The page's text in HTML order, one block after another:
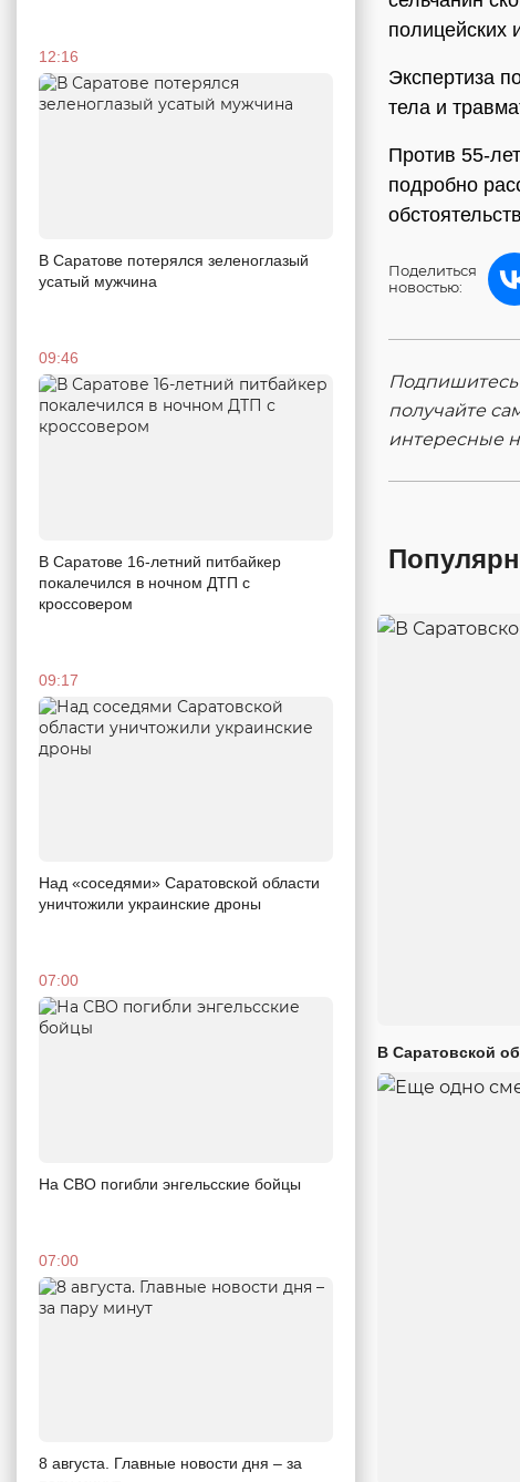
12:16
В Саратове потерялся зеленоглазый
усатый мужчина
09:46
В Саратове 16-летний питбайкер
покалечился в ночном ДТП с
кроссовером
09:17
Над «соседями» Саратовской области
уничтожили украинские дроны
07:00
На СВО погибли энгельсские бойцы
07:00
8 августа. Главные новости дня – за
полицейских
Экспертиза
тела и
Против 55-
подробно
Поделиться
новостью:
получайте
интересные
В Саратовской